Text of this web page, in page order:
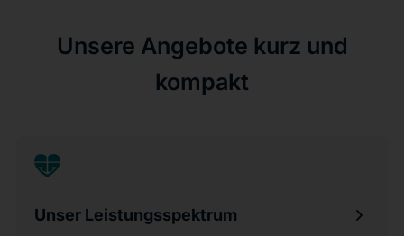
Unsere Angebote kurz und
kompakt
Unser Leistungsspektrum